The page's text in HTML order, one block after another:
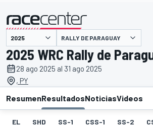
presentado por RALLY DE PARAGUAY
2025 WRC Rally de
28 ago 2025 al 31 ago 2025
, PY
ResumenResultadosNoticiasVideos
EL SHD SS-1 CSS-1 SS-2